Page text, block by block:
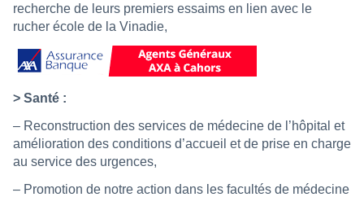
recherche de leurs premiers essaims en lien avec le
rucher école de la Vinadie,
> Santé :
– Reconstruction des services de médecine de l’hôpital et
amélioration des conditions d’accueil et de prise en charge
au service des urgences,
– Promotion de notre action dans les facultés de médecine